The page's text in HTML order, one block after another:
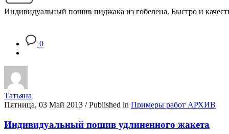
Индивидуальный пошив пиджака из гобелена. Быстро и
0
Татьяна
Пятница, 03 Май 2013 / Published in Примеры работ АРХИВ
Индивидуальный пошив удлиненного жакета